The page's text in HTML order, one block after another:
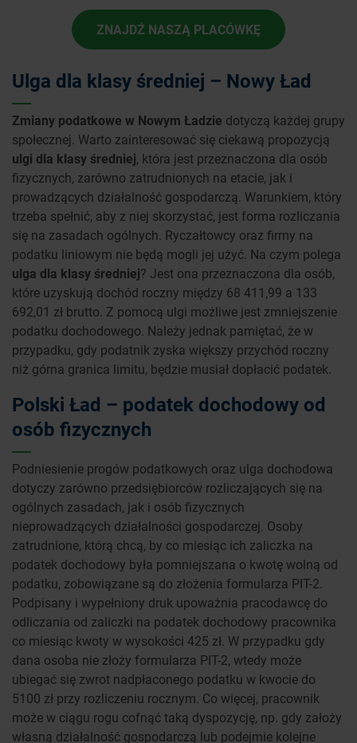
ZNAJDŹ NASZĄ PLACÓWKĘ
Ulga dla klasy średniej – Nowy Ład
Zmiany podatkowe w Nowym Ładzie dotyczą każdej grupy
społecznej. Warto zainteresować się ciekawą propozycją
ulgi dla klasy średniej, która jest przeznaczona dla osób
fizycznych, zarówno zatrudnionych na etacie, jak i
prowadzących działalność gospodarczą. Warunkiem, który
trzeba spełnić, aby z niej skorzystać, jest forma rozliczania
się na zasadach ogólnych. Ryczałtowcy oraz firmy na
podatku liniowym nie będą mogli jej użyć. Na czym polega
ulga dla klasy średniej? Jest ona przeznaczona dla osób,
które uzyskują dochód roczny między 68 411,99 a 133
692,01 zł brutto. Z pomocą ulgi możliwe jest zmniejszenie
podatku dochodowego. Należy jednak pamiętać, że w
przypadku, gdy podatnik zyska większy przychód roczny
niż górna granica limitu, będzie musiał dopłacić podatek.
Polski Ład – podatek dochodowy od
osób fizycznych
Podniesienie progów podatkowych oraz ulga dochodowa
dotyczy zarówno przedsiębiorców rozliczających się na
ogólnych zasadach, jak i osób fizycznych
nieprowadzących działalności gospodarczej. Osoby
zatrudnione, którą chcą, by co miesiąc ich zaliczka na
podatek dochodowy była pomniejszana o kwotę wolną od
podatku, zobowiązane są do złożenia formularza PIT-2.
Podpisany i wypełniony druk upoważnia pracodawcę do
odliczania od zaliczki na podatek dochodowy pracownika
co miesiąc kwoty w wysokości 425 zł. W przypadku gdy
dana osoba nie złoży formularza PIT-2, wtedy może
ubiegać się zwrot nadpłaconego podatku w kwocie do
5100 zł przy rozliczeniu rocznym. Co więcej, pracownik
może w ciągu rogu cofnąć taką dyspozycję, np. gdy założy
własną działalność gospodarczą lub podejmie kolejne